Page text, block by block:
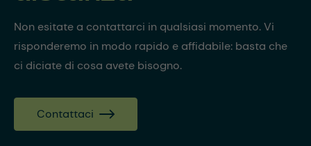
Non esitate a contattarci in qualsiasi momento. Vi
risponderemo in modo rapido e affidabile: basta che
ci diciate di cosa avete bisogno.
Contattaci